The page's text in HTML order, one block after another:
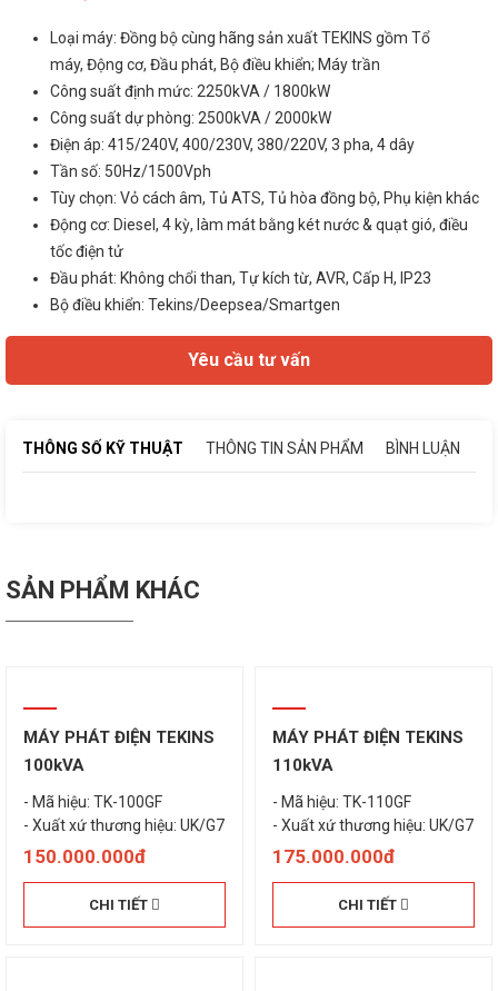
Loại máy: Đồng bộ cùng hãng sản xuất TEKINS gồm Tổ
máy, Động cơ, Đầu phát, Bộ điều khiển; Máy trần
Công suất định mức: 2250kVA / 1800kW
Công suất dự phòng: 2500kVA / 2000kW
Điện áp: 415/240V, 400/230V, 380/220V, 3 pha, 4 dây
Tần số: 50Hz/1500Vph
Tùy chọn: Vỏ cách âm, Tủ ATS, Tủ hòa đồng bộ, Phụ kiện khác
Động cơ: Diesel, 4 kỳ, làm mát bằng két nước & quạt gió, điều
tốc điện tử
Đầu phát: Không chổi than, Tự kích từ, AVR, Cấp H, IP23
Bộ điều khiển: Tekins/Deepsea/Smartgen
Yêu cầu tư vấn
THÔNG SỐ KỸ THUẬT THÔNG TIN SẢN PHẨM BÌNH LUẬN
SẢN PHẨM KHÁC
MÁY PHÁT ĐIỆN TEKINS
100kVA
- Mã hiệu: TK-100GF
- Xuất xứ thương hiệu: UK/G7
150.000.000đ
CHI TIẾT
MÁY PHÁT ĐIỆN TEKINS
110kVA
- Mã hiệu: TK-110GF
- Xuất xứ thương hiệu: UK/G7
175.000.000đ
CHI TIẾT